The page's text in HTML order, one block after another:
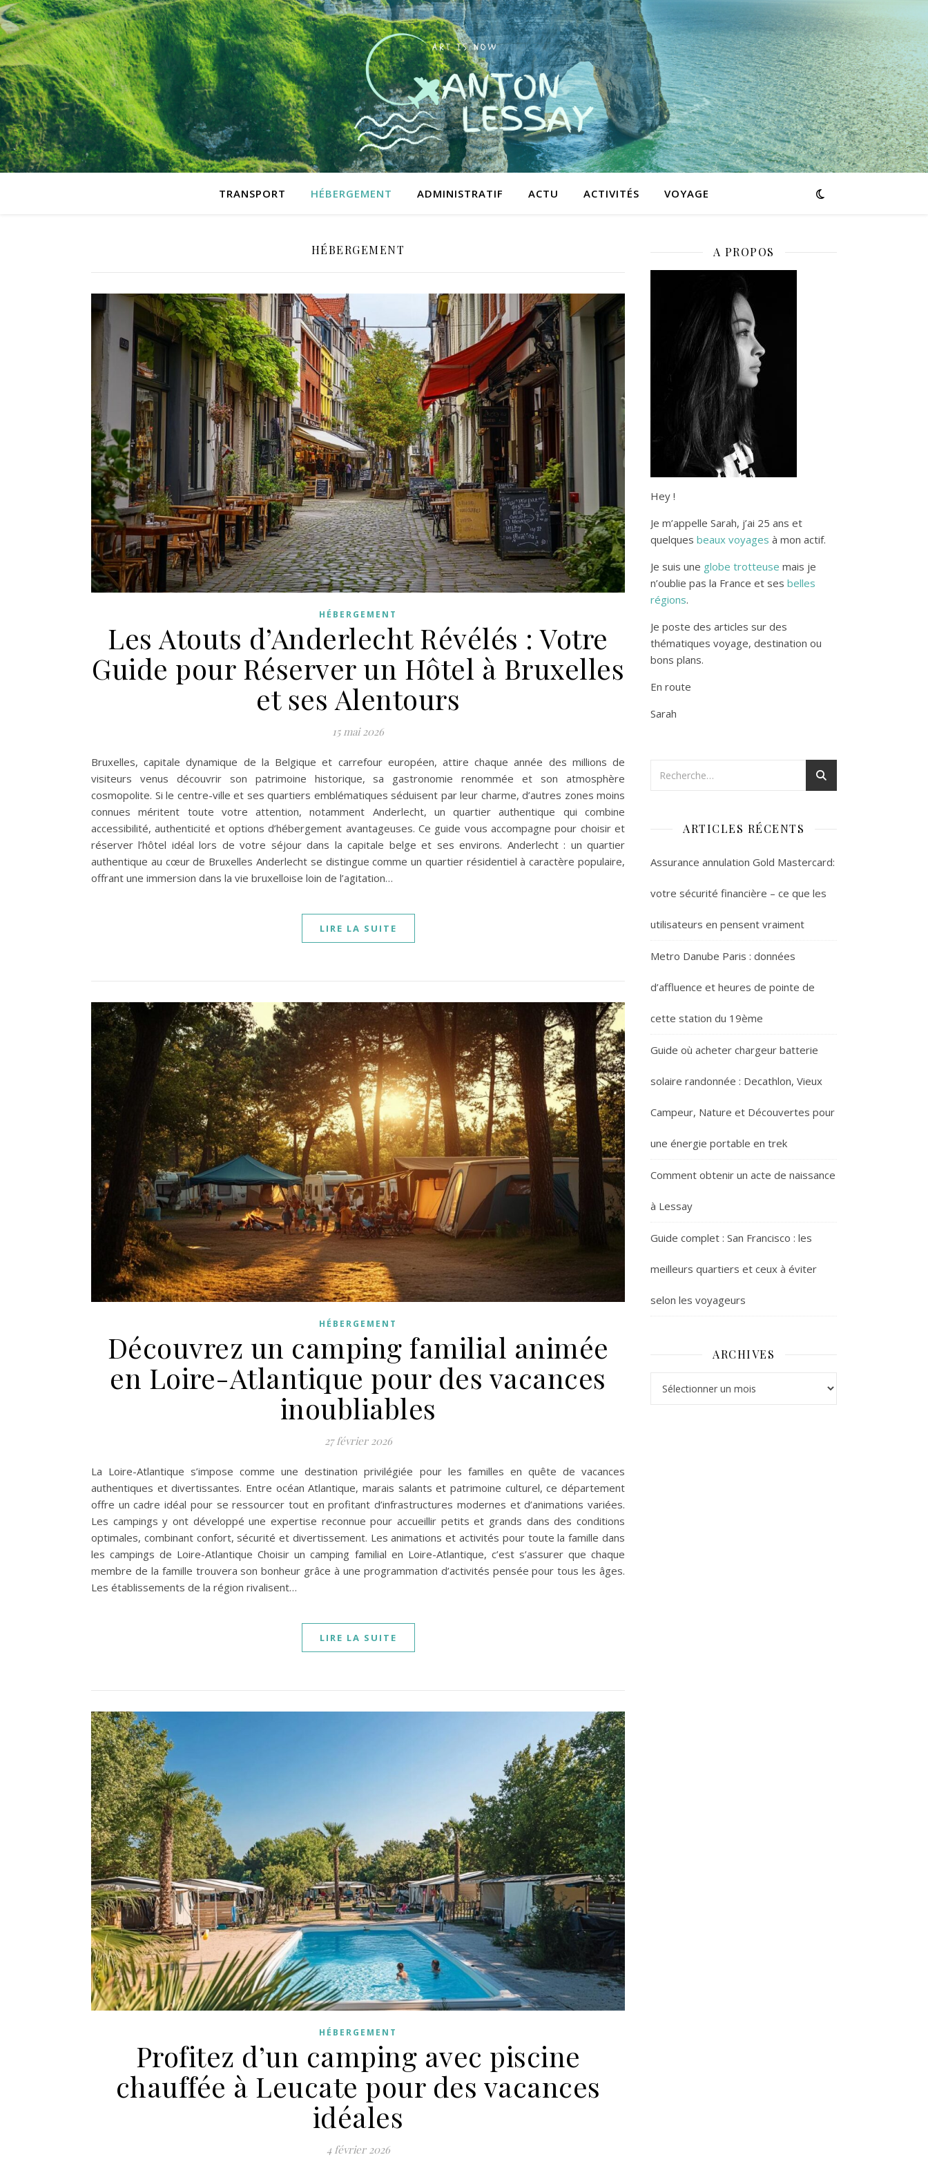
TRANSPORT HÉBERGEMENT ADMINISTRATIF ACTU ACTIVITÉS VOYAGE
HÉBERGEMENT
HÉBERGEMENT
Les Atouts d’Anderlecht Révélés : Votre
Guide pour Réserver un Hôtel à Bruxelles
et ses Alentours
15 mai 2026
Bruxelles, capitale dynamique de la Belgique et carrefour européen, attire chaque année des millions de
visiteurs venus découvrir son patrimoine historique, sa gastronomie renommée et son atmosphère
cosmopolite. Si le centre-ville et ses quartiers emblématiques séduisent par leur charme, d’autres zones moins
connues méritent toute votre attention, notamment Anderlecht, un quartier authentique qui combine
accessibilité, authenticité et options d’hébergement avantageuses. Ce guide vous accompagne pour choisir et
réserver l’hôtel idéal lors de votre séjour dans la capitale belge et ses environs. Anderlecht : un quartier
authentique au cœur de Bruxelles Anderlecht se distingue comme un quartier résidentiel à caractère populaire,
offrant une immersion dans la vie bruxelloise loin de l’agitation…
LIRE LA SUITE
HÉBERGEMENT
Découvrez un camping familial animée
en Loire-Atlantique pour des vacances
inoubliables
27 février 2026
La Loire-Atlantique s’impose comme une destination privilégiée pour les familles en quête de vacances
authentiques et divertissantes. Entre océan Atlantique, marais salants et patrimoine culturel, ce département
offre un cadre idéal pour se ressourcer tout en profitant d’infrastructures modernes et d’animations variées.
Les campings y ont développé une expertise reconnue pour accueillir petits et grands dans des conditions
optimales, combinant confort, sécurité et divertissement. Les animations et activités pour toute la famille dans
les campings de Loire-Atlantique Choisir un camping familial en Loire-Atlantique, c’est s’assurer que chaque
membre de la famille trouvera son bonheur grâce à une programmation d’activités pensée pour tous les âges.
Les établissements de la région rivalisent…
LIRE LA SUITE
HÉBERGEMENT
Profitez d’un camping avec piscine
chauffée à Leucate pour des vacances
idéales
4 février 2026
A PROPOS
Hey !
Je m’appelle Sarah, j’ai 25 ans et
quelques beaux voyages à mon actif.
Je suis une globe trotteuse mais je
n’oublie pas la France et ses belles
régions.
Je poste des articles sur des
thématiques voyage, destination ou
bons plans.
En route
Sarah
ARTICLES RÉCENTS
Assurance annulation Gold Mastercard:
votre sécurité financière – ce que les
utilisateurs en pensent vraiment
Metro Danube Paris : données
d’affluence et heures de pointe de
cette station du 19ème
Guide où acheter chargeur batterie
solaire randonnée : Decathlon, Vieux
Campeur, Nature et Découvertes pour
une énergie portable en trek
Comment obtenir un acte de naissance
à Lessay
Guide complet : San Francisco : les
meilleurs quartiers et ceux à éviter
selon les voyageurs
ARCHIVES